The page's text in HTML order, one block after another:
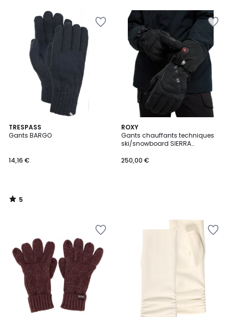
TRESPASS
Gants BARGO
14,16 €
5
/
5
/
ROXY
Gants chauffants techniques
ski/snowboard SIERRA
250,00 €